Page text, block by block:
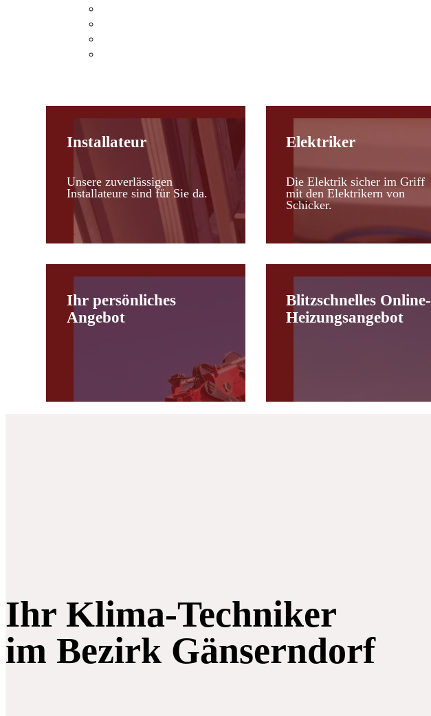
Installateur
Unsere zuverlässigen
Installateure sind für Sie da.
Elektriker
Die Elektrik sicher im Griff
mit den Elektrikern von
Schicker.
Ihr persönliches
Angebot
Blitzschnelles Online-
Heizungsangebot
Ihr Klima-Techniker
im Bezirk Gänserndorf